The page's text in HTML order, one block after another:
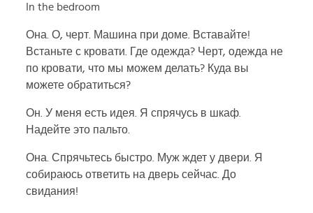
In the bedroom
Она. О, черт. Машина при доме. Вставайте!
Встаньте с кровати. Где одежда? Черт, одежда не
по кровати, что мы можем делать? Куда вы
можете обратиться?
Он. У меня есть идея. Я спрячусь в шкаф.
Надейте это пальто.
Она. Спрячьтесь быстро. Муж ждет у двери. Я
собираюсь ответить на дверь сейчас. До
свидания!